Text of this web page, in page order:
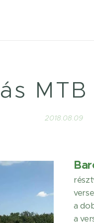
2018.08.09
a
a